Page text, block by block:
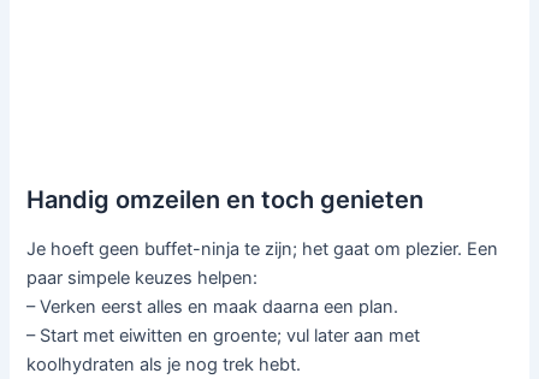
Handig omzeilen en toch genieten
Je hoeft geen buffet-ninja te zijn; het gaat om plezier. Een
paar simpele keuzes helpen:
– Verken eerst alles en maak daarna een plan.
– Start met eiwitten en groente; vul later aan met
koolhydraten als je nog trek hebt.